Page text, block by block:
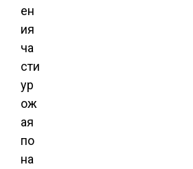
ен
ия
ча
сти
ур
ож
ая
по
на